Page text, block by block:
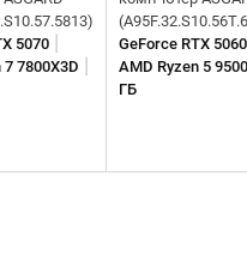
5070
7800X3D
GeForce RTX
AMD Ryzen 5
ГБ